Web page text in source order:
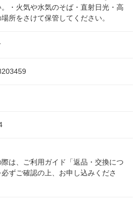
。・火気や水気のそば・直射日光・高
所をさけて保管してください。
際は、ご利用ガイド「返品・交換につ
ずご確認の上、お申し込みくださ